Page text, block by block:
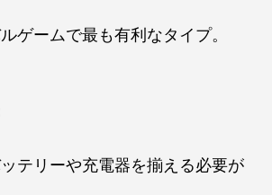
ゲームで最も有利なタイプ。
テリーや充電器を揃える必要が